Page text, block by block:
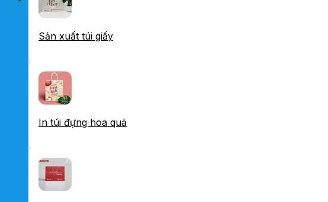
Sản xuất túi giấy
In túi đựng hoa quả